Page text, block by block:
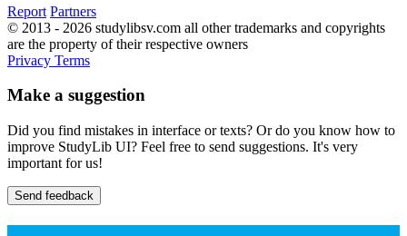
Report Partners
© 2013 - 2026 studylibsv.com all other trademarks and copyrights
are the property of their respective owners
Privacy Terms
Make a suggestion
Did you find mistakes in interface or texts? Or do you know how to
improve StudyLib UI? Feel free to send suggestions. It's very
important for us!
Send feedback